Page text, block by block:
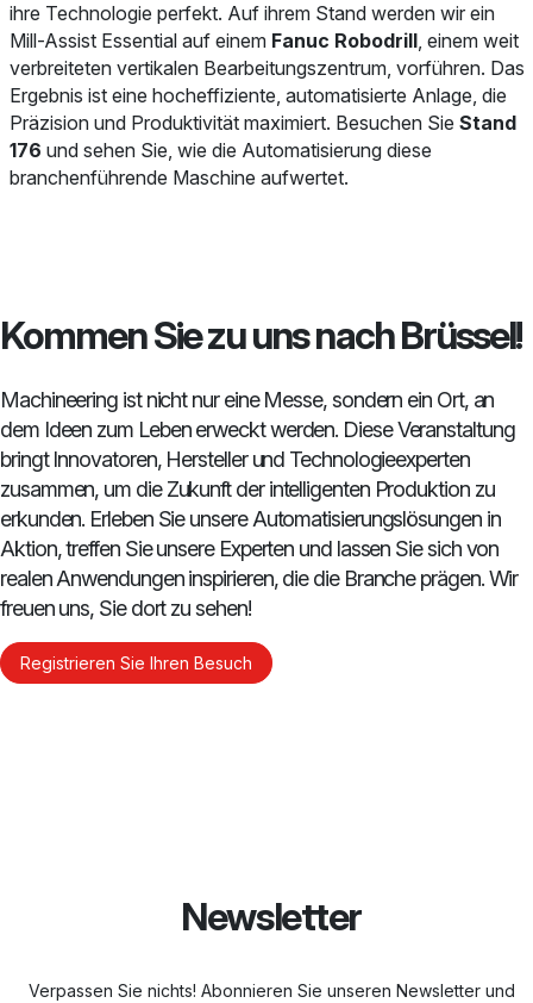
ihre Technologie perfekt. Auf ihrem Stand werden wir ein
Mill-Assist Essential auf einem Fanuc Robodrill, einem weit
verbreiteten vertikalen Bearbeitungszentrum, vorführen. Das
Ergebnis ist eine hocheffiziente, automatisierte Anlage, die
Präzision und Produktivität maximiert. Besuchen Sie Stand
176 und sehen Sie, wie die Automatisierung diese
branchenführende Maschine aufwertet.
Kommen Sie zu uns nach Brüssel!
Machineering ist nicht nur eine Messe, sondern ein Ort, an
dem Ideen zum Leben erweckt werden. Diese Veranstaltung
bringt Innovatoren, Hersteller und Technologieexperten
zusammen, um die Zukunft der intelligenten Produktion zu
erkunden. Erleben Sie unsere Automatisierungslösungen in
Aktion, treffen Sie unsere Experten und lassen Sie sich von
realen Anwendungen inspirieren, die die Branche prägen. Wir
freuen uns, Sie dort zu sehen!
Registrieren Sie Ihren Besuch
Newsletter
Verpassen Sie nichts! Abonnieren Sie unseren Newsletter und